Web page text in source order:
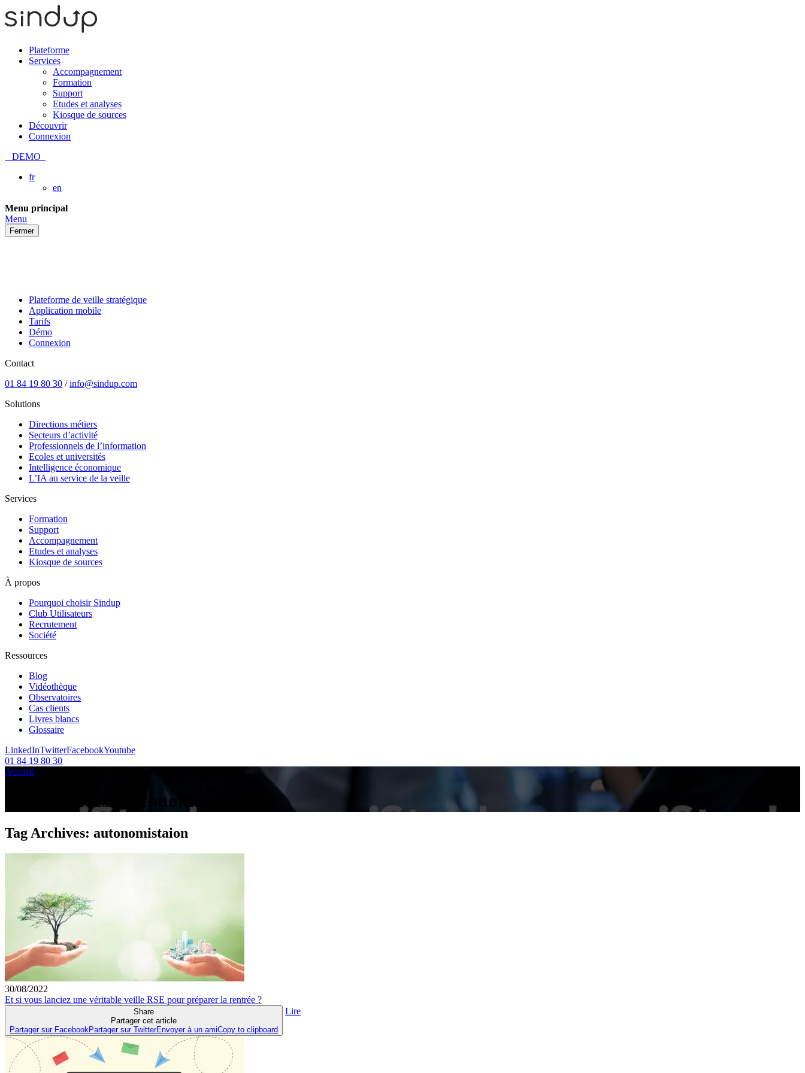
Plateforme
Services
Accompagnement
Formation
Support
Etudes et analyses
Kiosque de sources
Découvrir
Connexion
DEMO
fr
en
Passer
au
contenu
Menu principal
Menu
Fermer
Plateforme de veille stratégique
Application mobile
Tarifs
Démo
Connexion
Contact
01 84 19 80 30 /info@sindup.com
Solutions
Directions métiers
Secteurs d’activité
Professionnels de l’information
Ecoles et universités
Intelligence économique
L’IA au service de la veille
Services
Formation
Support
Accompagnement
Etudes et analyses
Kiosque de sources
À propos
Pourquoi choisir Sindup
Club Utilisateurs
Recrutement
Société
Ressources
Blog
Vidéothèque
Observatoires
Cas clients
Livres blancs
Glossaire
LinkedInTwitterFacebookYoutube
01 84 19 80 30
Accueil
Tag Archives: autonomistaion
Tag Archives: autonomistaion
30/08/2022
Et si vous lanciez une véritable veille RSE pour préparer la rentrée ?
Share
Partager cet article
Partager sur Facebook Partager sur TwitterEnvoyer à un amiCopy to clipboard
Lire